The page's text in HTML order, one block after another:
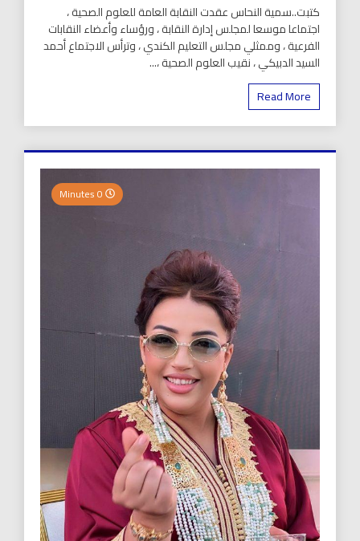
كتبت..سمية النحاس عقدت النقابة العامة للعلوم الصحية ،
اجتماعا موسعا لمجلس إدارة النقابة ، ورؤساء وأعضاء النقابات
الفرعية ، وممثلي مجلس التعليم الكندي ، وترأس الاجتماع أحمد
السيد الدبيكي ، نقيب العلوم الصحية ،...
Read More